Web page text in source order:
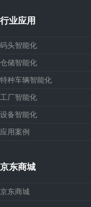
行业应用
码头智能化
仓储智能化
特种车辆智能化
工厂智能化
设备智能化
应用案例
京东商城
京东商城